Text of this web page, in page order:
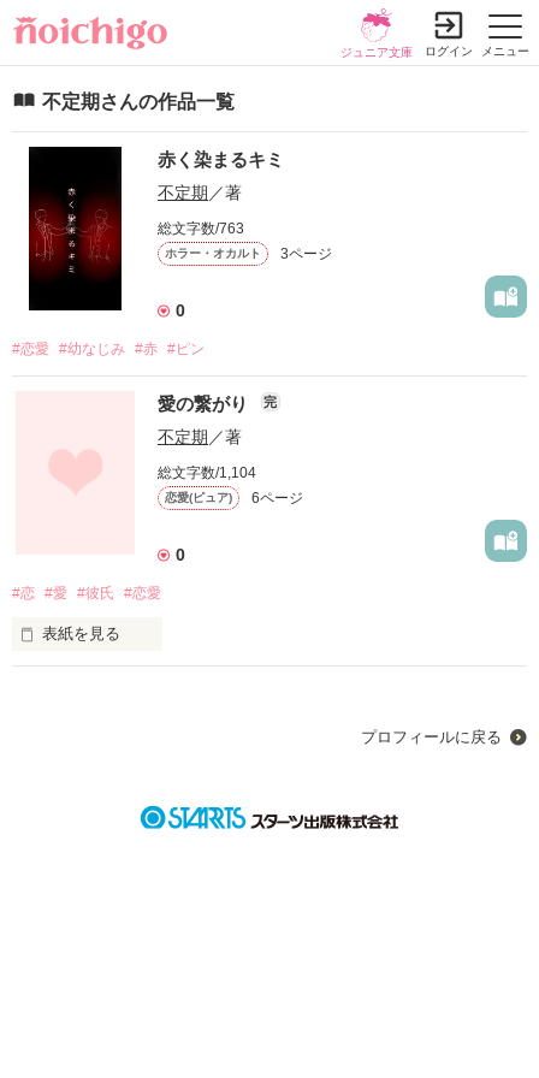
メニュー
ジュニア文庫 ログイン
不定期さんの作品一覧
赤く染まるキミ
不定期 ／著
総文字数/763
ホラー・オカルト 3ページ
0
#恋愛 #幼なじみ #赤 #ピン
愛の繋がり 完
不定期 ／著
総文字数/1,104
恋愛(ピュア) 6ページ
0
#恋 #愛 #彼氏 #恋愛
表紙を見る
プロフィールに戻る